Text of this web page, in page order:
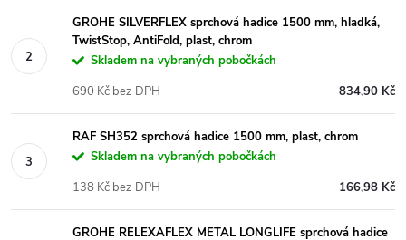
GROHE SILVERFLEX sprchová hadice 1500 mm, hladká,
TwistStop, AntiFold, plast, chrom
Skladem na vybraných pobočkách
834,90 Kč
690 Kč bez DPH
RAF SH352 sprchová hadice 1500 mm, plast, chrom
Skladem na vybraných pobočkách
166,98 Kč
138 Kč bez DPH
GROHE RELEXAFLEX METAL LONGLIFE sprchová hadice